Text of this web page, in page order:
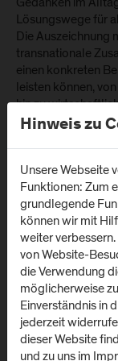
Lösungswege für
Die Auszeichnung
transnationale
einen konkreten
leisten können,
hin zu
Hinweis zu
Unsere Webseite
Funktionen: Zum
grundlegende
können wir mit
weiter
von Website-
die Verwendung
möglicherweise
Einverständnis in
jederzeit
dieser Website
und zu uns im